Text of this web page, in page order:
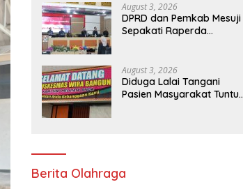
August 3, 2026
DPRD dan Pemkab Mesuji
Sepakati Raperda
August 3, 2026
Diduga Lalai Tangani
Pasien Masyarakat Tuntut
Berita Olahraga